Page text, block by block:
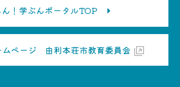
ん！学ぶんポータルTOP
ムページ 由利本荘市教育委員会